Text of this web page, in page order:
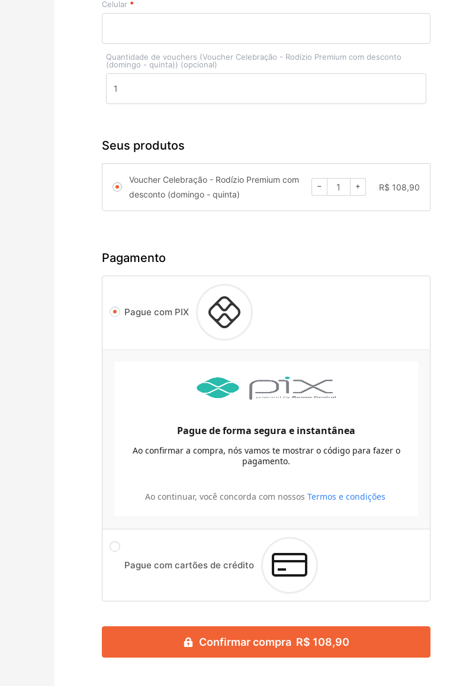
Celular *
Quantidade de vouchers (Voucher Celebração - Rodízio Premium com desconto
(domingo - quinta)) (opcional)
Seus produtos
Voucher Celebração - Rodízio Premium com
desconto (domingo - quinta)
− + R$ 108,90
Pagamento
Pague com PIX
Pague de forma segura e instantânea
Ao confirmar a compra, nós vamos te mostrar o código para fazer o
pagamento.
Ao continuar, você concorda com nossos Termos e condições
Pague com cartões de crédito
Confirmar compra R$ 108,90